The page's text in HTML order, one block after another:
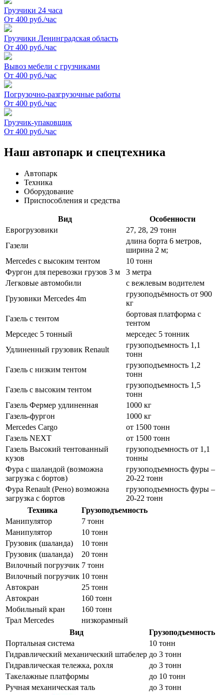
Грузчики 24 часа
От 400 руб./час
Грузчики Ленинградская область
От 400 руб./час
Вывоз мебели с грузчиками
От 400 руб./час
Погрузочно-разгрузочные работы
От 400 руб./час
Грузчик-упаковщик
От 400 руб./час
Наш автопарк и спецтехника
Автопарк
Техника
Оборудование
Приспособления и средства
Вид
Особенности
Еврогрузовики
27, 28, 29 тонн
Газели
длина борта 6 метров,
ширина 2 м;
Mercedes с высоким тентом
10 тонн
Фургон для перевозки грузов 3 м
3 метра
Легковые автомобили
с вежлевым водителем
Грузовики Mercedes 4m
грузоподъёмность от 900
кг
Газель с тентом
бортовая платформа с
тентом
Мерседес 5 тонный
мерседес 5 тонник
Удлиненный грузовик Renault
грузоподъемность 1,1
тонн
Газель с низким тентом
грузоподъемность 1,2
тонн
Газель с высоким тентом
грузоподъемность 1,5
тонн
Газель Фермер удлиненная
1000 кг
Газель-фургон
1000 кг
Mercedes Cargo
от 1500 тонн
Газель NEXT
от 1500 тонн
Газель Высокий тентованный
кузов
грузоподъемность от 1,1
тонны
Фура с шаландой (возможна
загрузка с бортов)
грузоподъемность фуры –
20-22 тонн
Фура Renault (Рено) возможна
загрузка с бортов
грузоподъемность фуры –
20-22 тонн
Техника
Грузоподъемность
Манипулятор
7 тонн
Манипулятор
10 тонн
Грузовик (шаланда)
10 тонн
Грузовик (шаланда)
20 тонн
Вилочный погрузчик 7 тонн
Вилочный погрузчик 10 тонн
Автокран
25 тонн
Автокран
160 тонн
Мобильный кран
160 тонн
Трал Mercedes
низкорамный
Вид
Грузоподъемность
Портальная система
10 тонн
Гидравлический механический штабелер до 3 тонн
Гидравлическая тележка, рохля
до 3 тонн
Такелажные платформы
до 10 тонн
Ручная механическая таль
до 3 тонн